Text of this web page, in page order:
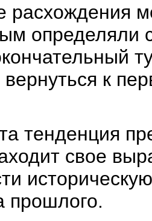
расхождения
определяли
к
тенденция
свое
прошлого.